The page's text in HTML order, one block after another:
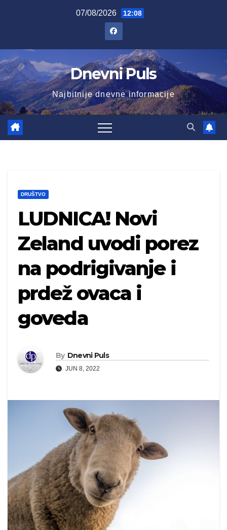
07/08/2026 12:08
Dnevni Puls
Najbitnije dnevne informacije
DRUŠTVO
LUDNICA! Novi
Zeland uvodi porez
na podrigivanje i
prdež ovaca i
goveda
By Dnevni Puls
JUN 8, 2022